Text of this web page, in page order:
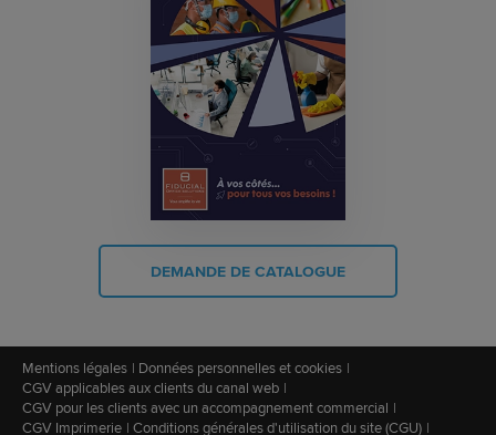
DEMANDE DE CATALOGUE
Mentions légales
Données personnelles et cookies
CGV applicables aux clients du canal web
CGV pour les clients avec un accompagnement commercial
CGV Imprimerie Conditions générales d'utilisation du site (CGU)